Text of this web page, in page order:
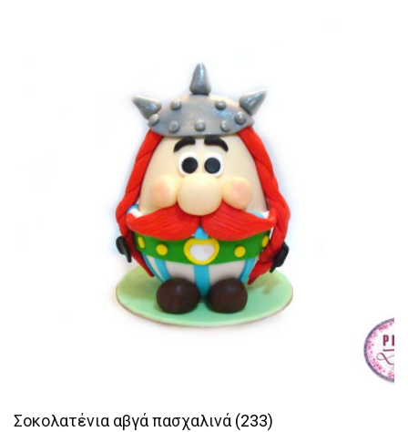
Σοκολατένια αβγά πασχαλινά (233)